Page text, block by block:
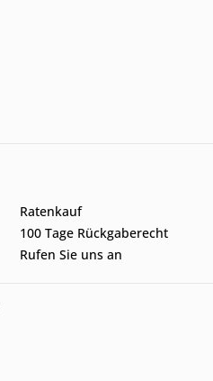
Ratenkauf
100 Tage Rückgaberecht
Rufen Sie uns an